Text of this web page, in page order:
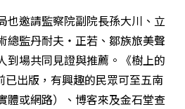
也邀請監察院副院長孫大川、立
總監丹耐夫‧正若、鄒族旅美聲
場共同見證與推薦。《樹上的
出版，有興趣的民眾可至五南
體或網路）、博客來及金石堂查